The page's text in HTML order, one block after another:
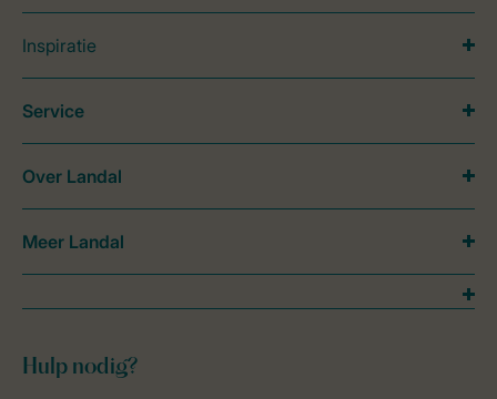
Inspiratie
Hulp nodig?
Service
Over Landal
Meer Landal